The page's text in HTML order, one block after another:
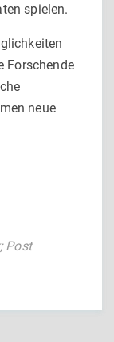
spielen.
Forschende
neue
Post